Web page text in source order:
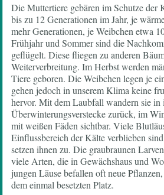
Die Muttertiere gebären im Schutze der
bis zu 12 Generationen im Jahr, je
mehr Generationen, je Weibchen etwa
Frühjahr und Sommer sind die
geflügelt. Diese fliegen zu anderen
Weiterverbreitung. Im Herbst werden
Tiere geboren. Die Weibchen legen je
gehen jedoch in unserem Klima keine
hervor. Mit dem Laubfall wandern sie in
Überwinterungsverstecke zurück, im
mit weißen Fäden sichtbar. Viele
Einflussbereich der Kälte verblieben
setzen ihnen zu. Die graubraunen
viele Arten, die in Gewächshaus und
jungen Läuse befallen oft neue
dem einmal besetzten Platz.